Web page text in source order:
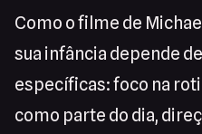
Como o filme de
sua infância depende
específicas: foco na
como parte do dia,